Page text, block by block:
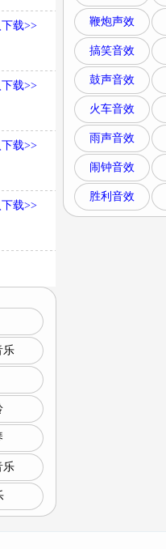
载>>
载>>
载>>
载>>
乐
乐
鞭炮声效
搞笑音效
鼓声音效
火车音效
雨声音效
闹钟音效
胜利音效